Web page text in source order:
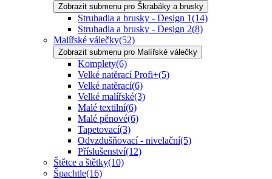
Zobrazit submenu pro Škrabáky a brusky
Struhadla a brusky - Design 1(14)
Struhadla a brusky - Design 2(8)
Malířské válečky(52)
Zobrazit submenu pro Malířské válečky
Komplety(6)
Velké natěrací Profi+(5)
Velké natěrací(6)
Velké malířské(3)
Malé textilní(6)
Malé pěnové(6)
Tapetovací(3)
Odvzdušňovací - nivelační(5)
Příslušenství(12)
Štětce a štětky(10)
Špachtle(16)